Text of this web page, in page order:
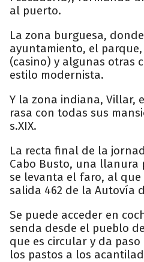
al puerto.
La zona burguesa,
ayuntamiento, el
(casino) y algunas otras
estilo modernista.
Y la zona indiana, Villar,
rasa con todas sus
s.XIX.
La recta final de la
Cabo Busto, una llanura
se levanta el faro, al que
salida 462 de la Autovía
Se puede acceder en
senda desde el pueblo
que es circular y da
los pastos a los